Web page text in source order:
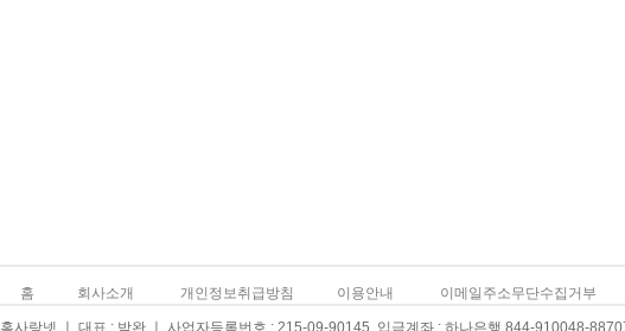
홈 회사소개 개인정보취급방침 이용안내 이메일주소무단수집거부
홈사랑넷 ㅣ 대표 : 박완 ㅣ 사업자등록번호 : 215-09-90145 입금계좌 : 하나은행 844-910048-